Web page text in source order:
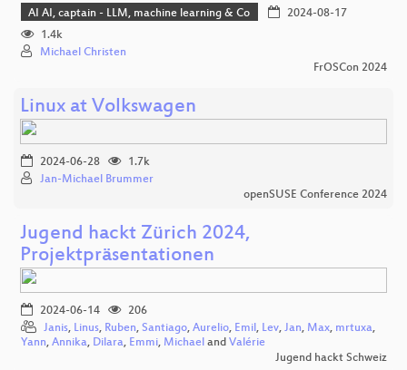
AI AI, captain - LLM, machine learning & Co
2024-08-17
1.4k
Michael Christen
FrOSCon 2024
Linux at Volkswagen
2024-06-28
1.7k
Jan-Michael Brummer
openSUSE Conference 2024
Jugend hackt Zürich 2024,
Projektpräsentationen
2024-06-14
206
Janis, Linus, Ruben, Santiago, Aurelio, Emil, Lev, Jan, Max, mrtuxa,
Yann, Annika, Dilara, Emmi, Michael and Valérie
Jugend hackt Schweiz